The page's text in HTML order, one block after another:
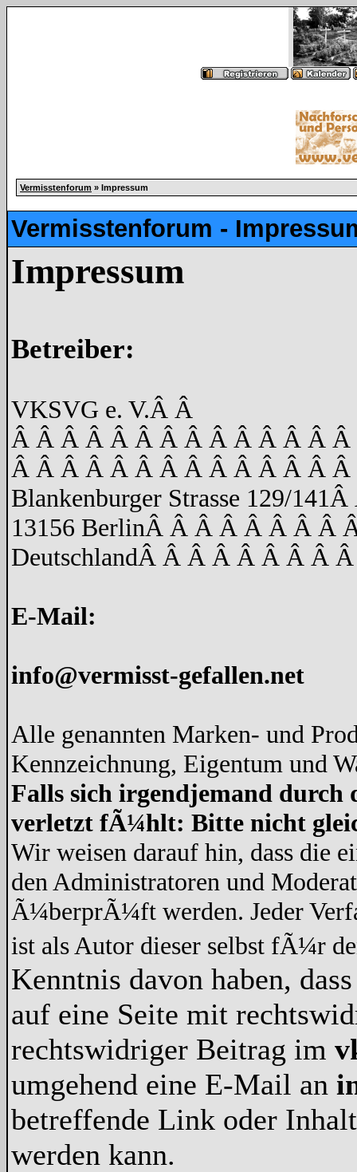
Vermisstenforum » Impressum
Vermisstenforum -
Impressum
Betreiber:
VKSVG e. V.Â Â
Â Â Â Â Â Â Â Â Â Â Â Â Â
Â Â Â Â Â Â Â Â Â Â Â Â Â
Blankenburger Strasse 129/141Â
13156 BerlinÂ Â Â Â Â Â Â Â
DeutschlandÂ Â Â Â Â Â Â Â
E-Mail:
info@vermisst-gefallen.net
Alle genannten Marken- und
Kennzeichnung, Eigentum und
Falls sich irgendjemand durch
verletzt fÃ¼hlt: Bitte nicht
Wir weisen darauf hin, dass die
den Administratoren und
Ã¼berprÃ¼ft werden. Jeder
ist als Autor dieser selbst fÃ¼r
Kenntnis davon haben,
auf eine Seite mit
rechtswidriger Beitrag im
umgehend eine E-Mail an
betreffende Link oder
werden kann.